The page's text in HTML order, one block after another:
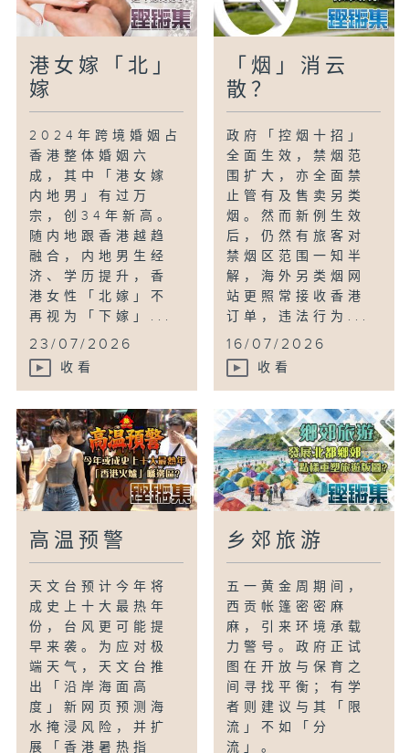
港女嫁「北」
嫁
2024年跨境婚姻占
香港整体婚姻六
成，其中「港女嫁
内地男」有过万
宗，创34年新高。
随内地跟香港越趋
融合，内地男生经
济、学历提升，香
港女性「北嫁」不
再视为「下嫁」...
23/07/2026
收看
「烟」消云
散？
政府「控烟十招」
全面生效，禁烟范
围扩大，亦全面禁
止管有及售卖另类
烟。然而新例生效
后，仍然有旅客对
禁烟区范围一知半
解，海外另类烟网
站更照常接收香港
订单，违法行为...
16/07/2026
收看
高温预警
天文台预计今年将
成史上十大最热年
份，台风更可能提
早来袭。为应对极
端天气，天文台推
出「沿岸海面高
度」新网页预测海
水掩浸风险，并扩
展「香港暑热指
乡郊旅游
五一黄金周期间，
西贡帐篷密密麻
麻，引来环境承载
力警号。政府正试
图在开放与保育之
间寻找平衡；有学
者则建议与其「限
流」不如「分
流」。